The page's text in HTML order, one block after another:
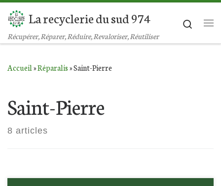
Passer au contenu
La recyclerie du sud 974
Récupérer, Réparer, Réduire, Revaloriser, Réutiliser
Search
Accueil»Réparalis»Saint-Pierre
Saint-Pierre
8 articles